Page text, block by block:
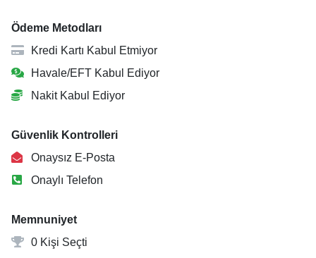
Ödeme Metodları
Kredi Kartı Kabul Etmiyor
Havale/EFT Kabul Ediyor
Nakit Kabul Ediyor
Güvenlik Kontrolleri
Onaysız E-Posta
Onaylı Telefon
Memnuniyet
0 Kişi Seçti